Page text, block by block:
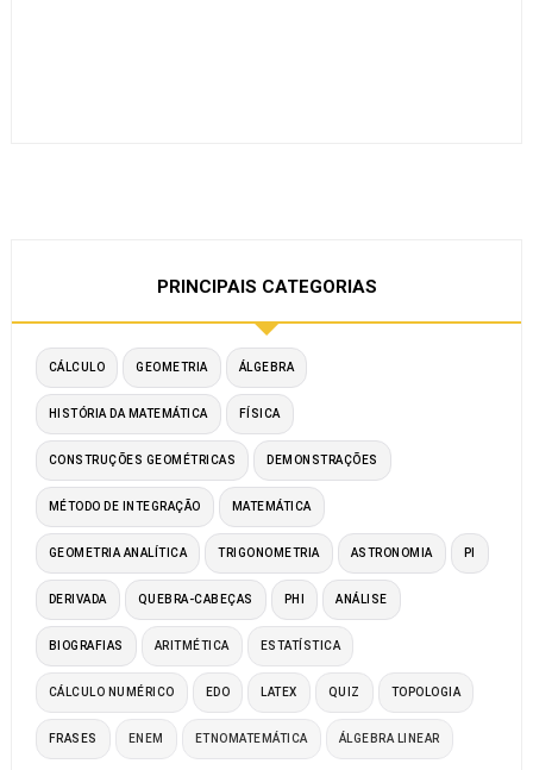
PRINCIPAIS CATEGORIAS
CÁLCULO GEOMETRIA ÁLGEBRA
HISTÓRIA DA MATEMÁTICA FÍSICA
CONSTRUÇÕES GEOMÉTRICAS DEMONSTRAÇÕES
MÉTODO DE INTEGRAÇÃO MATEMÁTICA
GEOMETRIA ANALÍTICA TRIGONOMETRIA ASTRONOMIA PI
DERIVADA QUEBRA-CABEÇAS PHI ANÁLISE
BIOGRAFIAS ARITMÉTICA ESTATÍSTICA
CÁLCULO NUMÉRICO EDO LATEX QUIZ TOPOLOGIA
FRASES ENEM ETNOMATEMÁTICA ÁLGEBRA LINEAR